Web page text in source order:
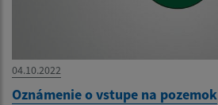
04.10.2022
Oznámenie o vstupe na pozemok